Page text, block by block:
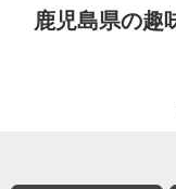
鹿児島県の趣